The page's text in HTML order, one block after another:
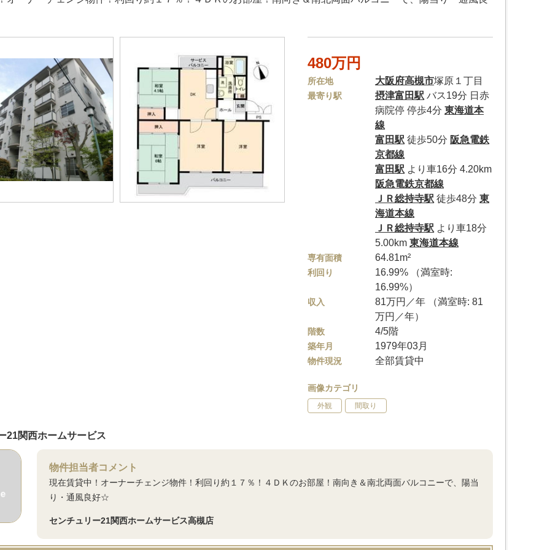
480万円
所在地 大阪府高槻市塚原１丁目
最寄り駅 摂津富田駅 バス19分 日赤
病院停 停歩4分東海道本
線
富田駅 徒歩50分 阪急電鉄
京都線
富田駅 より車16分 4.20km
阪急電鉄京都線
ＪＲ総持寺駅 徒歩48分東
海道本線
ＪＲ総持寺駅 より車18分
5.00km東海道本線
専有面積 64.81m²
利回り
16.99% （満室時:
16.99%）
収入
81万円／年 （満室時: 81
万円／年）
階数 4/5階
築年月 1979年03月
物件現況 全部賃貸中
画像カテゴリ
外観 間取り
21関西ホームサービス
物件担当者コメント
現在賃貸中！オーナーチェンジ物件！利回り約１７％！４ＤＫのお部屋！南向き＆南北両面バルコニーで、陽当
り・通風良好☆
センチュリー21関西ホームサービス高槻店